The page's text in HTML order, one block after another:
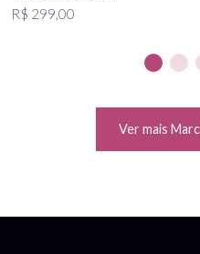
R$ 299,00
Ver mais